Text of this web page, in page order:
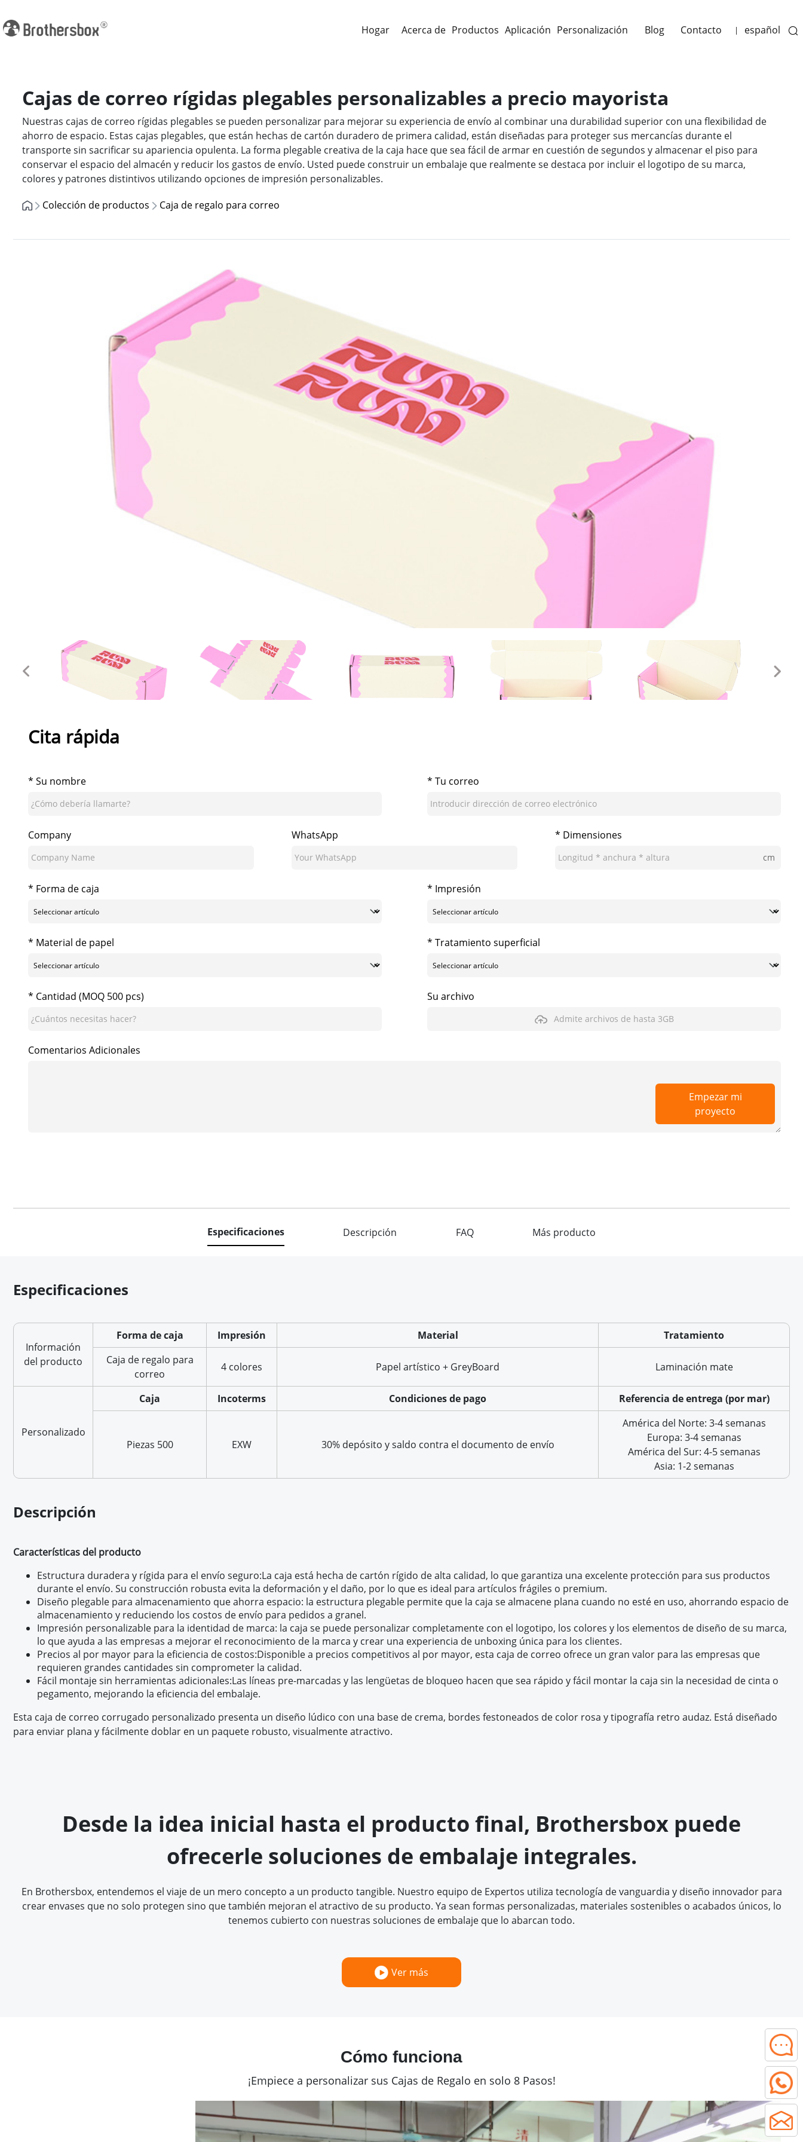
Hogar Acerca de Productos Aplicación Personalización Blog Contacto | español
Cajas de correo rígidas plegables personalizables a precio mayorista
Nuestras cajas de correo rígidas plegables se pueden personalizar para mejorar su experiencia de envío al combinar una durabilidad superior con una flexibilidad de
ahorro de espacio. Estas cajas plegables, que están hechas de cartón duradero de primera calidad, están diseñadas para proteger sus mercancías durante el
transporte sin sacrificar su apariencia opulenta. La forma plegable creativa de la caja hace que sea fácil de armar en cuestión de segundos y almacenar el piso para
conservar el espacio del almacén y reducir los gastos de envío. Usted puede construir un embalaje que realmente se destaca por incluir el logotipo de su marca,
colores y patrones distintivos utilizando opciones de impresión personalizables.
Colección de productos
Caja de regalo para correo
Cita rápida
* Su nombre * Tu correo
Company WhatsApp * Dimensiones
cm
* Forma de caja * Impresión
* Material de papel * Tratamiento superficial
* Cantidad (MOQ 500 pcs) Su archivo
Admite archivos de hasta 3GB
Comentarios Adicionales
Empezar mi
proyecto
Especificaciones Descripción FAQ Más producto
Especificaciones
Información
del producto
Forma de caja Impresión Material
Tratamiento
Caja de regalo para
correo
4 colores Papel artístico + GreyBoard Laminación mate
Personalizado
Caja Incoterms Condiciones de pago Referencia de entrega (por mar)
Piezas 500 EXW 30% depósito y saldo contra el documento de envío
América del Norte: 3-4 semanas
Europa: 3-4 semanas
América del Sur: 4-5 semanas
Asia: 1-2 semanas
Descripción
Características del producto
Estructura duradera y rígida para el envío seguro:La caja está hecha de cartón rígido de alta calidad, lo que garantiza una excelente protección para sus productos
durante el envío. Su construcción robusta evita la deformación y el daño, por lo que es ideal para artículos frágiles o premium.
Diseño plegable para almacenamiento que ahorra espacio: la estructura plegable permite que la caja se almacene plana cuando no esté en uso, ahorrando espacio de
almacenamiento y reduciendo los costos de envío para pedidos a granel.
Impresión personalizable para la identidad de marca: la caja se puede personalizar completamente con el logotipo, los colores y los elementos de diseño de su marca,
lo que ayuda a las empresas a mejorar el reconocimiento de la marca y crear una experiencia de unboxing única para los clientes.
Precios al por mayor para la eficiencia de costos:Disponible a precios competitivos al por mayor, esta caja de correo ofrece un gran valor para las empresas que
requieren grandes cantidades sin comprometer la calidad.
Fácil montaje sin herramientas adicionales:Las líneas pre-marcadas y las lengüetas de bloqueo hacen que sea rápido y fácil montar la caja sin la necesidad de cinta o
pegamento, mejorando la eficiencia del embalaje.
Esta caja de correo corrugado personalizado presenta un diseño lúdico con una base de crema, bordes festoneados de color rosa y tipografía retro audaz. Está diseñado
para enviar plana y fácilmente doblar en un paquete robusto, visualmente atractivo.
Desde la idea inicial hasta el producto final, Brothersbox puede
ofrecerle soluciones de embalaje integrales.
En Brothersbox, entendemos el viaje de un mero concepto a un producto tangible. Nuestro equipo de Expertos utiliza tecnología de vanguardia y diseño innovador para
crear envases que no solo protegen sino que también mejoran el atractivo de su producto. Ya sean formas personalizadas, materiales sostenibles o acabados únicos, lo
tenemos cubierto con nuestras soluciones de embalaje que lo abarcan todo.
Ver más
Cómo funciona
¡Empiece a personalizar sus Cajas de Regalo en solo 8 Pasos!